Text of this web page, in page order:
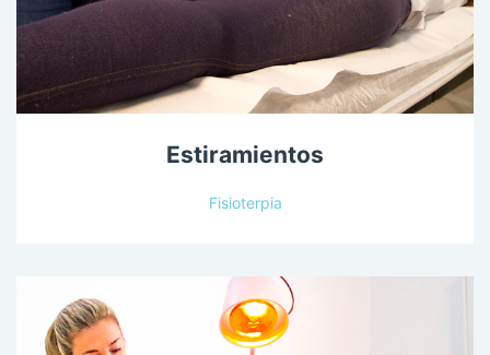
Estiramientos
Fisioterpia